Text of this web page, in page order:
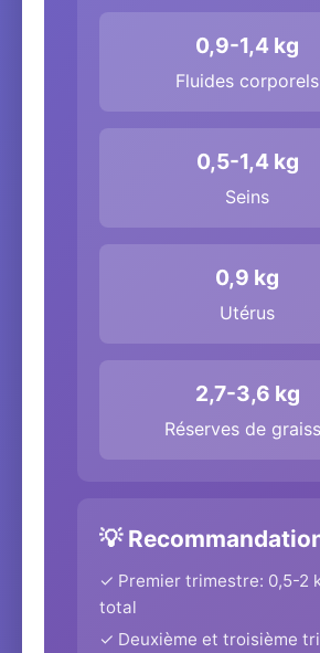
0,9-1,4 kg
Fluides corporels
0,5-1,4 kg
Seins
0,9 kg
Utérus
2,7-3,6 kg
Réserves de
💡
✓ Premier trimestre: 0,5-2
total
✓ Deuxième et troisième